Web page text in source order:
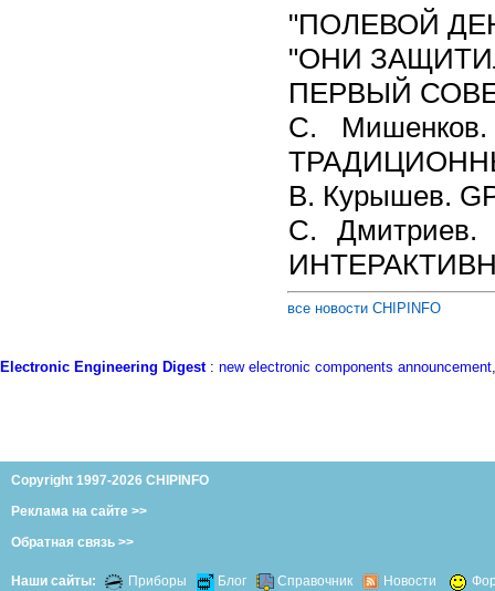
"ПОЛЕВОЙ
"ОНИ
ПЕРВЫЙ
С.
B. Курышев.
C.
все новости CHIPINFO
Electronic Engineering Digest: new electronic components announcement
Copyright 1997-2026 CHIPINFO
Реклама на сайте >>
Обратная связь >>
Наши сайты: Приборы Блог Справочник Новости